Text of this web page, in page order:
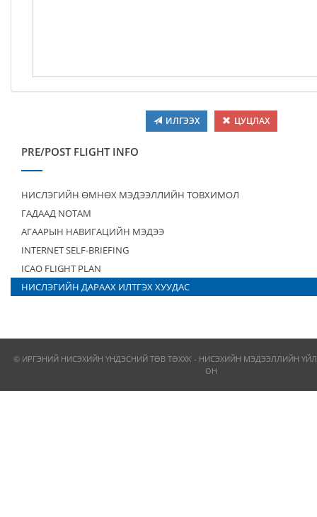
ИЛГЭЭХ ЦУЦЛАХ
PRE/POST FLIGHT INFO
НИСЛЭГИЙН ӨМНӨХ МЭДЭЭЛЛИЙН ТОВХИМОЛ
ГАДААД NOTAM
АГААРЫН НАВИГАЦИЙН МЭДЭЭ
INTERNET SELF-BRIEFING
ICAO FLIGHT PLAN
НИСЛЭГИЙН ДАРААХ ИЛТГЭХ ХУУДАС
© ИРГЭНИЙ НИСЭХИЙН ҮНДЭСНИЙ ТӨВ ТӨХХК - НИСЭХИЙН МЭДЭЭЛЛИЙН
ОН